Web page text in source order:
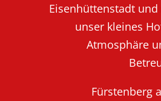
Eisenhüttenstadt
unser kleines
Atmosphäre
Fürstenberg